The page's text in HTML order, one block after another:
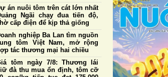
án nuôi tôm trên cát lớn nhất
Ngãi chạy đua tiến độ,
cấp điện để kịp thả giống
nghiệp Ba Lan tìm nguồn
tôm Việt Nam, mở rộng
tác thương mại hai chiều
tôm ngày 7/8: Thương lái
đà thu mua ổn định, tôm cỡ